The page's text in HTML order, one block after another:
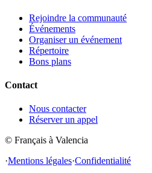
Rejoindre la communauté
Événements
Organiser un événement
Répertoire
Bons plans
Contact
Nous contacter
Réserver un appel
© Français à Valencia
·Mentions légales·Confidentialité